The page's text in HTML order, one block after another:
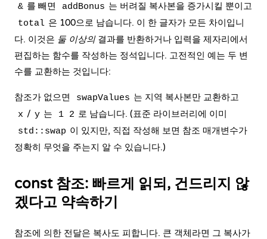
& 를 빼면 addBonus 는 버려질 복사본을 증가시킬 뿐이고
total 은 100으로 남습니다. 이 한 글자가 모든 차이입니
다. 이것은 둘 이상의결과를 반환하거나 입력을 제자리에서
편집하는 함수를 작성하는 정석입니다. 고전적인 예는 두 변
수를 교환하는 것입니다:
참조가 없으면 swapValues 는 지역 복사본만 교환하고
x / y 는 1 2 로 남습니다. (표준 라이브러리에 이미
std::swap 이 있지만, 직접 작성해 보면 참조 매개변수가
정확히 무엇을 주는지 알 수 있습니다.)
const 참조: 빠르게 읽되, 건드리지 않
겠다고 약속하기
참조에 의한 전달은 복사도 피합니다. 큰 객체라면 그 복사가